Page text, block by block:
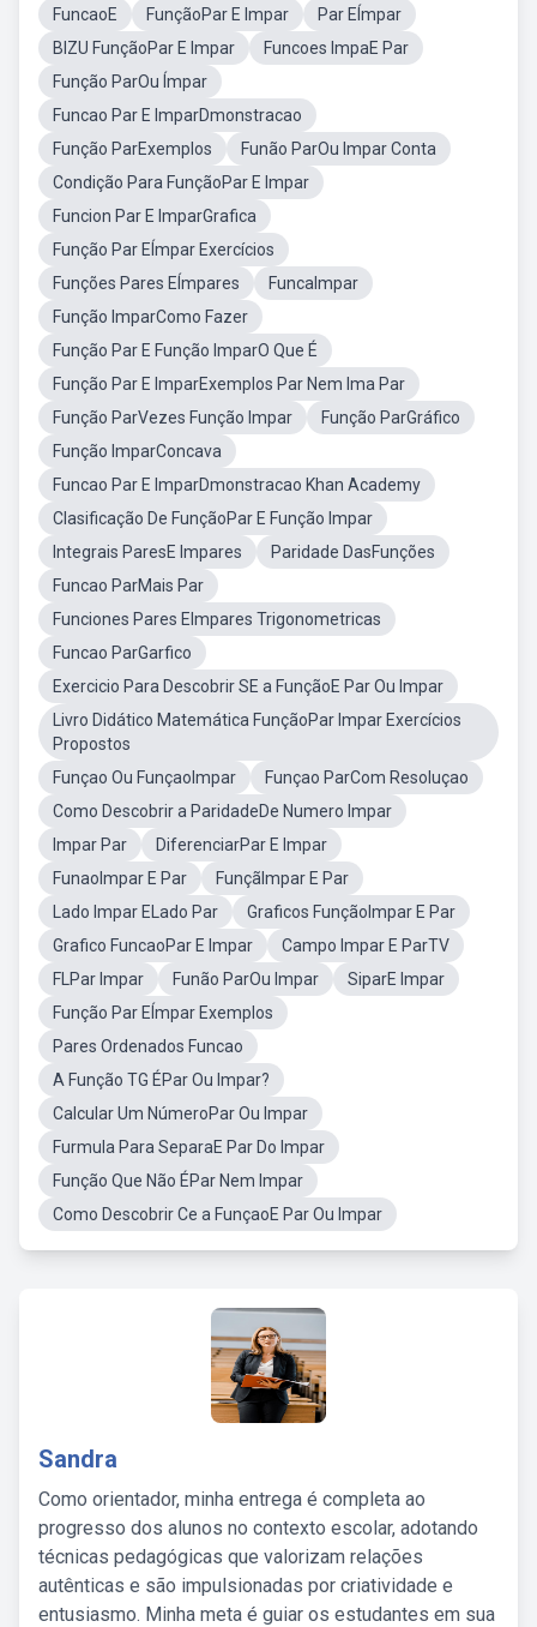
FuncaoE FunçãoPar E Impar
Par EÍmpar
BIZU FunçãoPar E Impar
Funcoes ImpaE Par
Função ParOu Ímpar
Funcao Par E ImparDmonstracao
Função ParExemplos
Funão ParOu Impar Conta
Condição Para FunçãoPar E Impar
Funcion Par E ImparGrafica
Função Par EÍmpar Exercícios
Funções Pares EÍmpares
FuncaImpar
Função ImparComo Fazer
Função Par E Função ImparO Que É
Função Par E ImparExemplos Par Nem Ima Par
Função ParVezes Função Impar
Função ParGráfico
Função ImparConcava
Funcao Par E ImparDmonstracao Khan Academy
Clasificação De FunçãoPar E Função Impar
Integrais ParesE Impares
Paridade DasFunções
Funcao ParMais Par
Funciones Pares EImpares Trigonometricas
Funcao ParGarfico
Exercicio Para Descobrir SE a FunçãoE Par Ou Impar
Livro Didático Matemática FunçãoPar Impar Exercícios
Propostos
Funçao Ou FunçaoImpar
Funçao ParCom Resoluçao
Como Descobrir a ParidadeDe Numero Impar
Impar Par
DiferenciarPar E Impar
FunaoImpar E Par
FunçãImpar E Par
Lado Impar ELado Par
Graficos FunçãoImpar E Par
Grafico FuncaoPar E Impar
Campo Impar E ParTV
FLPar Impar
Funão ParOu Impar
SiparE Impar
Função Par EÍmpar Exemplos
Pares Ordenados Funcao
A Função TG ÉPar Ou Impar?
Calcular Um NúmeroPar Ou Impar
Furmula Para SeparaE Par Do Impar
Função Que Não ÉPar Nem Impar
Como Descobrir Ce a FunçaoE Par Ou Impar
Sandra
Como orientador, minha entrega é completa ao
progresso dos alunos no contexto escolar, adotando
técnicas pedagógicas que valorizam relações
autênticas e são impulsionadas por criatividade e
entusiasmo. Minha meta é guiar os estudantes em sua